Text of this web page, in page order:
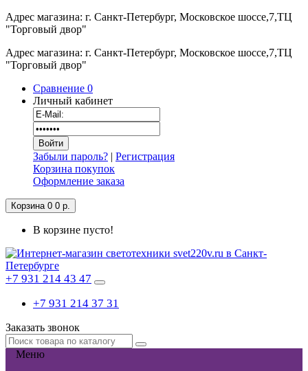
Адрес магазина: г. Санкт-Петербург, Московское шоссе,7,ТЦ
"Торговый двор"
Адрес магазина: г. Санкт-Петербург, Московское шоссе,7,ТЦ
"Торговый двор"
Сравнение 0
Личный кабинет
Забыли пароль? | Регистрация
Корзина покупок
Оформление заказа
Корзина 0 0 р.
В корзине пусто!
+7 931 214 43 47
+7 931 214 37 31
Заказать звонок
Меню